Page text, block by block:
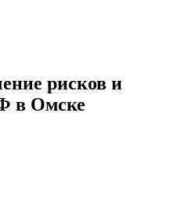
рисков и
в Омске